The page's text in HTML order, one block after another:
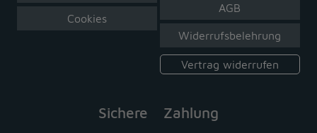
Cookies
AGB
Widerrufsbelehrung
Vertrag widerrufen
Sichere Zahlung